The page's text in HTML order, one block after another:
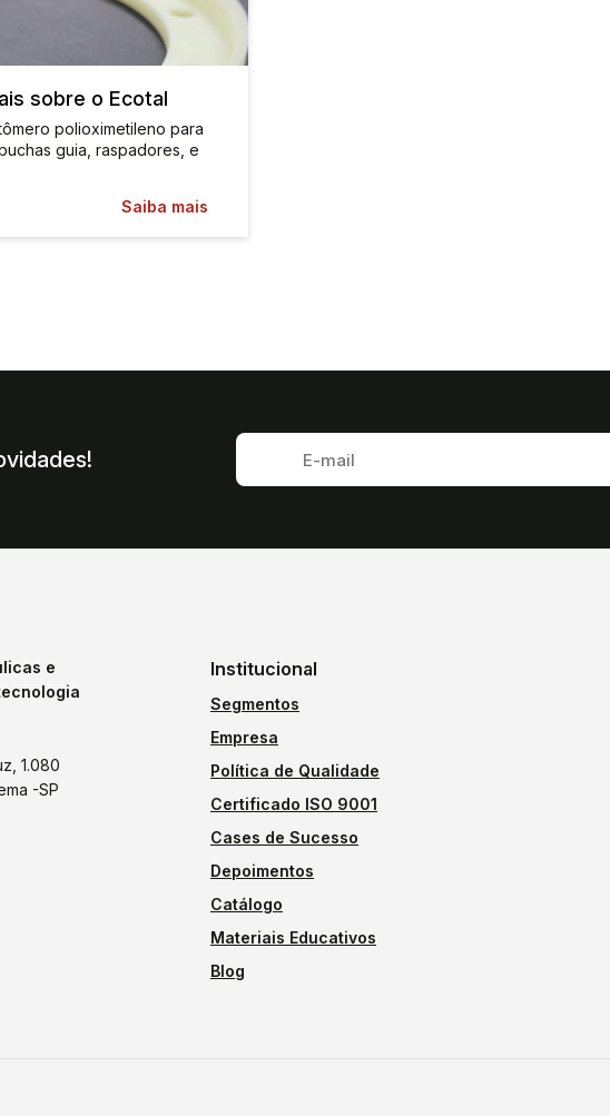
sobre o Ecotal
polioximetileno para
guia, raspadores, e
Saiba mais
e
1.080
-SP
Institucional
Segmentos
Empresa
Política de Qualidade
Certificado ISO 9001
Cases de Sucesso
Depoimentos
Catálogo
Materiais Educativos
Blog